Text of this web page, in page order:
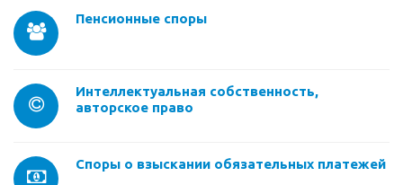
Пенсионные споры
Интеллектуальная собственность,
авторское право
Споры о взыскании обязательных платежей